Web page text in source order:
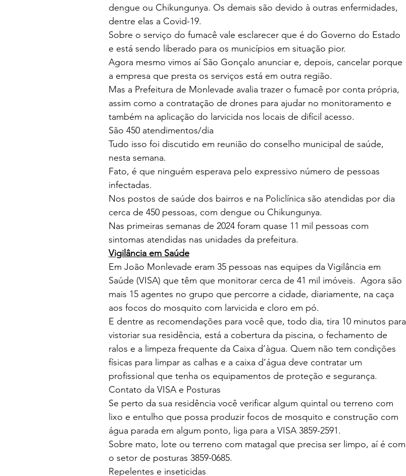
dengue ou Chikungunya. Os demais são devido à outras enfermidades,
dentre elas a Covid-19.
Sobre o serviço do fumacê vale esclarecer que é do Governo do Estado
e está sendo liberado para os municípios em situação pior.
Agora mesmo vimos aí São Gonçalo anunciar e, depois, cancelar porque
a empresa que presta os serviços está em outra região.
Mas a Prefeitura de Monlevade avalia trazer o fumacê por conta própria,
assim como a contratação de drones para ajudar no monitoramento e
também na aplicação do larvicida nos locais de difícil acesso.
São 450 atendimentos/dia
Tudo isso foi discutido em reunião do conselho municipal de saúde,
nesta semana.
Fato, é que ninguém esperava pelo expressivo número de pessoas
infectadas.
Nos postos de saúde dos bairros e na Policlínica são atendidas por dia
cerca de 450 pessoas, com dengue ou Chikungunya.
Nas primeiras semanas de 2024 foram quase 11 mil pessoas com
sintomas atendidas nas unidades da prefeitura.
Vigilância em Saúde
Em João Monlevade eram 35 pessoas nas equipes da Vigilância em
Saúde (VISA) que têm que monitorar cerca de 41 mil imóveis.  Agora são
mais 15 agentes no grupo que percorre a cidade, diariamente, na caça
aos focos do mosquito com larvicida e cloro em pó.
E dentre as recomendações para você que, todo dia, tira 10 minutos para
vistoriar sua residência, está a cobertura da piscina, o fechamento de
ralos e a limpeza frequente da Caixa d’àgua. Quem não tem condições
físicas para limpar as calhas e a caixa d’água deve contratar um
profissional que tenha os equipamentos de proteção e segurança.
Contato da VISA e Posturas
Se perto da sua residência você verificar algum quintal ou terreno com
lixo e entulho que possa produzir focos de mosquito e construção com
água parada em algum ponto, liga para a VISA 3859-2591.
Sobre mato, lote ou terreno com matagal que precisa ser limpo, aí é com
o setor de posturas 3859-0685.
Repelentes e inseticidas